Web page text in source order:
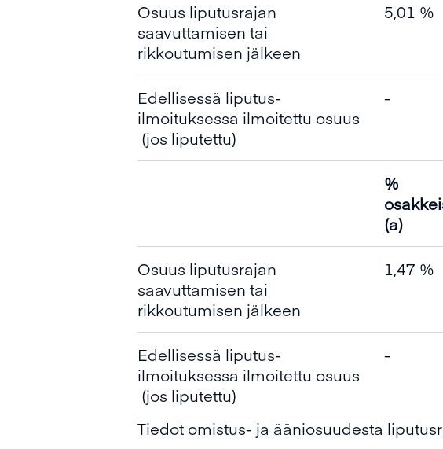
Osuus liputusrajan
saavuttamisen tai
rikkoutumisen jälkeen
5,01 %
Edellisessä liputus-
ilmoituksessa ilmoitettu osuus
(jos liputettu)
-
%
(a)
Osuus liputusrajan
saavuttamisen tai
rikkoutumisen jälkeen
1,47 %
Edellisessä liputus-
ilmoituksessa ilmoitettu osuus
(jos liputettu)
-
Tiedot omistus- ja ääniosuudesta